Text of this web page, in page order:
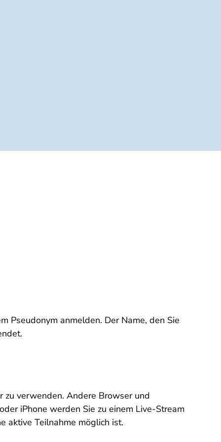
Pseudonym anmelden. Der Name, den Sie
verwenden. Andere Browser und
iPhone werden Sie zu einem Live-Stream
aktive Teilnahme möglich ist.